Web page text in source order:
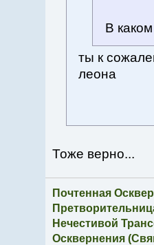
В
ты к
леона
Тоже верно...
Почтенная
Нечестивой
Осквернения